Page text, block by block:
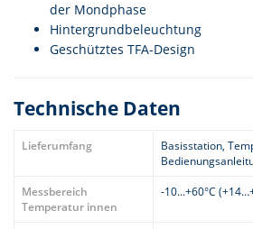
der Mondphase
Hintergrundbeleuchtung
Geschütztes TFA-Design
Technische Daten
Lieferumfang
Basisstation,
Messbereich
Temperatur innen
-10...+60°C